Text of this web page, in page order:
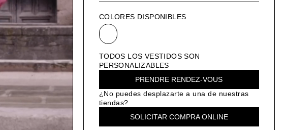
COLORES DISPONIBLES
TODOS LOS VESTIDOS SON
PERSONALIZABLES
PRENDRE RENDEZ-VOUS
¿No puedes desplazarte a una de nuestras
tiendas?
SOLICITAR COMPRA ONLINE